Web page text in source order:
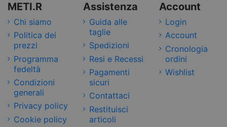
METI.R
Chi siamo
Politica dei
prezzi
Programma
fedeltà
Condizioni
generali
Privacy policy
Cookie policy
Assistenza
Guida alle
taglie
Spedizioni
Resi e Recessi
Pagamenti
sicuri
Contattaci
Restituisci
articoli
Account
Login
Account
Cronologia
ordini
Wishlist